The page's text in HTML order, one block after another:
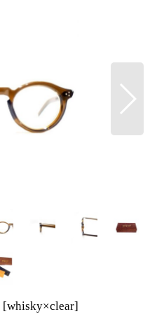
[whisky×clear]